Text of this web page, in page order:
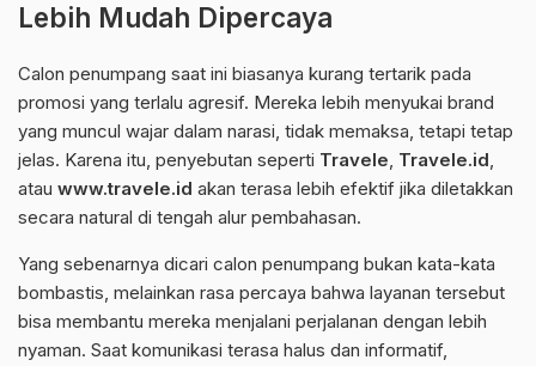
Lebih Mudah Dipercaya
Calon penumpang saat ini biasanya kurang tertarik pada
promosi yang terlalu agresif. Mereka lebih menyukai brand
yang muncul wajar dalam narasi, tidak memaksa, tetapi tetap
jelas. Karena itu, penyebutan seperti Travele, Travele.id,
atau www.travele.id akan terasa lebih efektif jika diletakkan
secara natural di tengah alur pembahasan.
Yang sebenarnya dicari calon penumpang bukan kata-kata
bombastis, melainkan rasa percaya bahwa layanan tersebut
bisa membantu mereka menjalani perjalanan dengan lebih
nyaman. Saat komunikasi terasa halus dan informatif,